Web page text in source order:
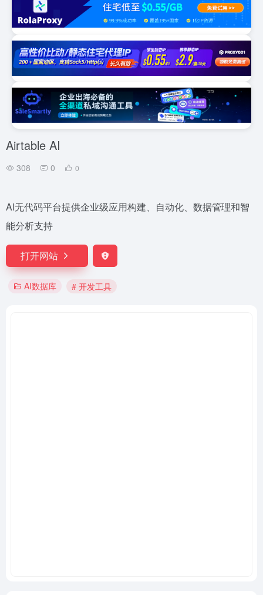
Airtable AI
308 0 0
AI无代码平台提供企业级应用构建、自动化、数据管理和智
能分析支持
打开网站
AI数据库 # 开发工具